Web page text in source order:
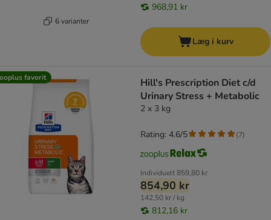
6 varianter
968,91 kr
Læg i kurv
favorit
Hill's Prescription Diet c/d
Urinary Stress + Metabolic
2 x 3 kg
Individuelt859,80 kr
854,90 kr
142,50 kr / kg
812,16 kr
Rating: 4.6/5 (7)